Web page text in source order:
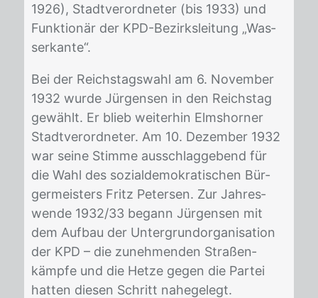
1926), Stadt­ver­ord­ne­ter (bis 1933) und
Funk­tio­när der KPD-Be­zirks­lei­tung „Was­
ser­kan­te“.
Bei der Reichs­tags­wahl am 6. No­vem­ber
1932 wur­de Jür­gen­sen in den Reichs­tag
ge­wählt. Er blieb wei­ter­hin Elms­hor­ner
Stadt­ver­ord­ne­ter. Am 10. De­zem­ber 1932
war sei­ne Stim­me aus­schlag­ge­bend für
die Wahl des so­zi­al­de­mo­kra­ti­schen Bür­
ger­meis­ters Fritz Pe­ter­sen. Zur Jah­res­
wen­de 1932/​33 be­gann Jür­gen­sen mit
dem Auf­bau der Un­ter­grund­or­ga­ni­sa­ti­on
der KPD – die zu­neh­men­den Stra­ßen­
kämp­fe und die Het­ze ge­gen die Par­tei
hat­ten die­sen Schritt na­he­ge­legt.